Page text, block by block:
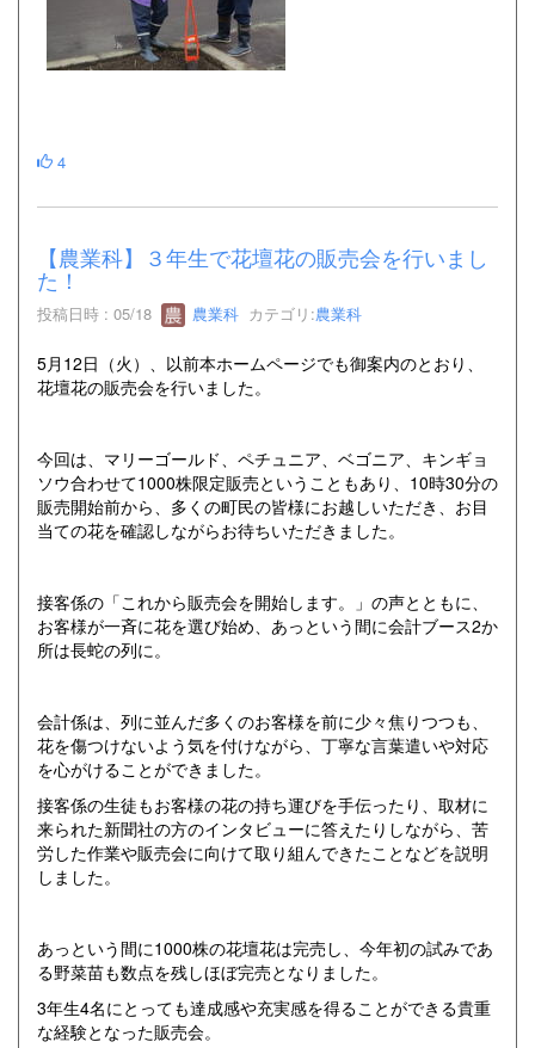
4
【農業科】３年生で花壇花の販売会を行いまし
た！
投稿日時 : 05/18 農業科 カテゴリ:農業科
5月12日（火）、以前本ホームページでも御案内のとおり、
花壇花の販売会を行いました。
今回は、マリーゴールド、ペチュニア、ベゴニア、キンギョ
ソウ合わせて1000株限定販売ということもあり、10時30分の
販売開始前から、多くの町民の皆様にお越しいただき、お目
当ての花を確認しながらお待ちいただきました。
接客係の「これから販売会を開始します。」の声とともに、
お客様が一斉に花を選び始め、あっという間に会計ブース2か
所は長蛇の列に。
会計係は、列に並んだ多くのお客様を前に少々焦りつつも、
花を傷つけないよう気を付けながら、丁寧な言葉遣いや対応
を心がけることができました。
接客係の生徒もお客様の花の持ち運びを手伝ったり、取材に
来られた新聞社の方のインタビューに答えたりしながら、苦
労した作業や販売会に向けて取り組んできたことなどを説明
しました。
あっという間に1000株の花壇花は完売し、今年初の試みであ
る野菜苗も数点を残しほぼ完売となりました。
3年生4名にとっても達成感や充実感を得ることができる貴重
な経験となった販売会。